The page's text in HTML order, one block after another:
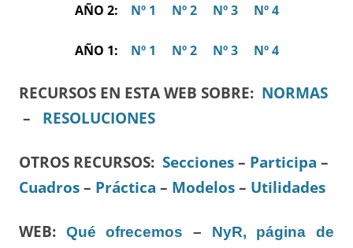
AÑO 2: Nº 1 Nº 2 Nº 3 Nº 4
AÑO 1: Nº 1 Nº 2 Nº 3 Nº 4
RECURSOS EN ESTA WEB SOBRE: NORMAS
– RESOLUCIONES
OTROS RECURSOS: Secciones – Participa –
Cuadros – Práctica – Modelos – Utilidades
WEB: Qué ofrecemos – NyR, página de